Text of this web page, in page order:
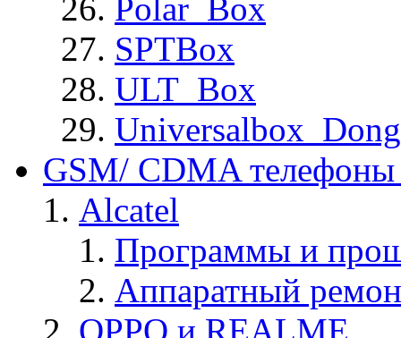
Polar_Box
SPTBox
ULT_Box
GSM/ CDMA
Alcatel
Программы и
Аппаратный